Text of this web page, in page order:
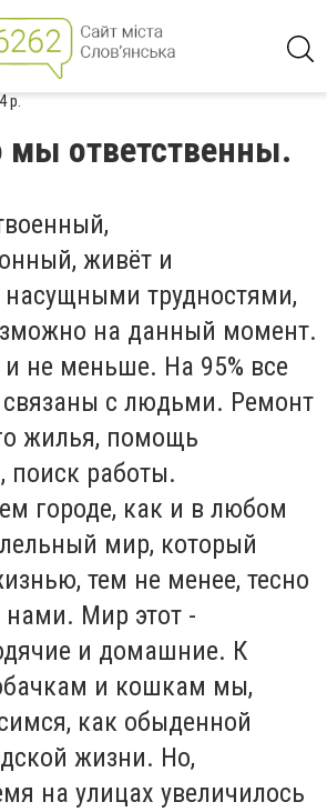
р.
мы ответственны.
живёт и
насущными трудностями,
на данный момент.
не меньше. На 95% все
связаны с людьми. Ремонт
жилья, помощь
поиск работы.
городе, как и в любом
мир, который
тем не менее, тесно
нами. Мир этот -
и домашние. К
и кошкам мы,
как обыденной
жизни. Но,
на улицах увеличилось